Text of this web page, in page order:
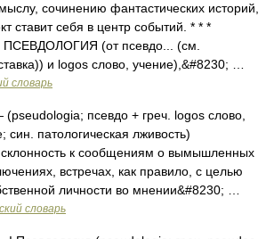
сочинению фантастических историй,
ставит себя в центр событий. * * *
(от псевдо... (см.
и logos слово, учение),&#8230; …
словарь
псевдо + греч. logos слово,
син. патологическая лживость)
склонность к сообщениям о вымышленных
встречах, как правило, с целью
личности во мнении&#8230; …
словарь